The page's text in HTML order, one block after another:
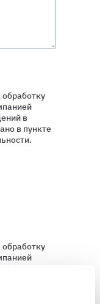
в
в пункте